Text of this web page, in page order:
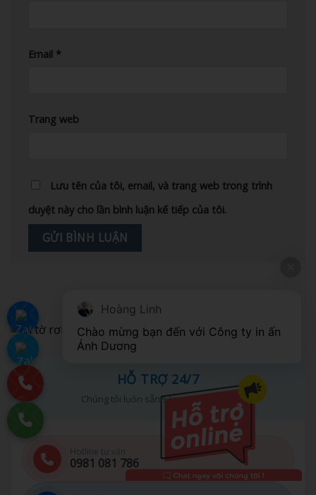
Email *
Trang web
Lưu tên của tôi, email, và trang web trong trình
duyệt này cho lần bình luận kế tiếp của tôi.
HỖ TRỢ 24/7
Chúng tôi luôn sẵn sàng giúp đỡ bạn
Hotline tư vấn
0981 081 786
Hoàng Linh
Chào mừng bạn đến với Công ty in ấn
Ánh Dương